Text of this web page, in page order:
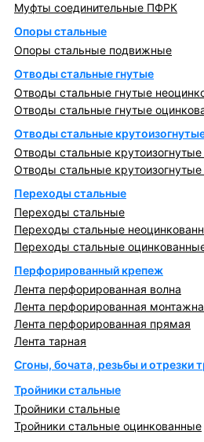
Муфты соединительные ПФРК
Опоры стальные
Опоры стальные подвижные
Отводы стальные гнутые
Отводы стальные гнутые
Отводы стальные гнутые
Отводы стальные
Отводы стальные
Отводы стальные
Переходы стальные
Переходы стальные
Переходы стальные
Переходы стальные
Перфорированный крепеж
Лента перфорированная волна
Лента перфорированная
Лента перфорированная прямая
Лента тарная
Сгоны, бочата, резьбы и отрезки
Тройники стальные
Тройники стальные
Тройники стальные оцинкованные